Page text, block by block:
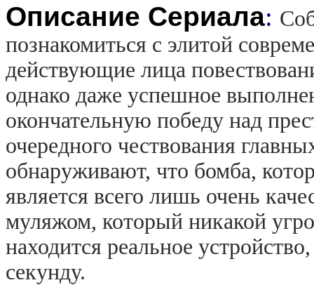
Описание Сериала:
познакомиться с элитой
действующие лица
однако даже успешное
окончательную победу над
очередного чествования
обнаруживают, что бомба,
является всего лишь очень
муляжом, который никакой
находится реальное
секунду.